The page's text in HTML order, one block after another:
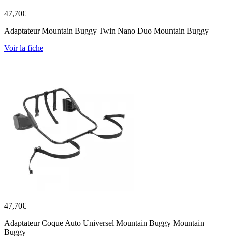
47,70€
Adaptateur Mountain Buggy Twin Nano Duo Mountain Buggy
Voir la fiche
47,70€
Adaptateur Coque Auto Universel Mountain Buggy Mountain
Buggy